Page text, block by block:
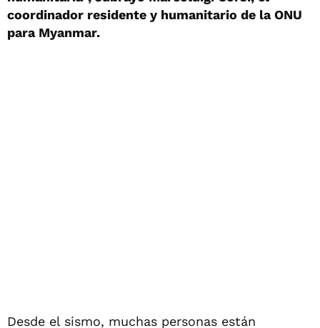
coordinador residente y humanitario de la ONU
para Myanmar.
Desde el sismo, muchas personas están